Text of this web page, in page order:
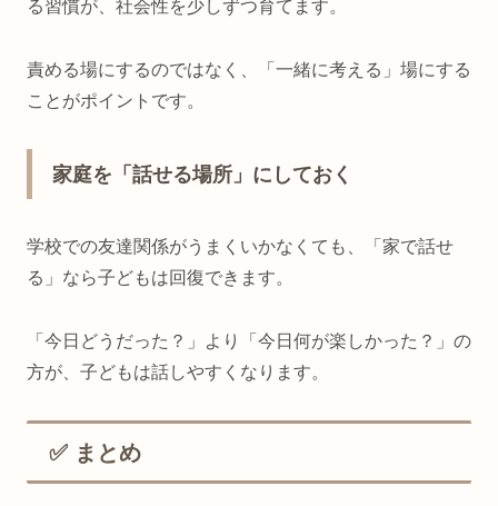
る習慣が、社会性を少しずつ育てます。
責める場にするのではなく、「一緒に考える」場にする
ことがポイントです。
家庭を「話せる場所」にしておく
学校での友達関係がうまくいかなくても、「家で話せ
る」なら子どもは回復できます。
「今日どうだった？」より「今日何が楽しかった？」の
方が、子どもは話しやすくなります。
✅ まとめ